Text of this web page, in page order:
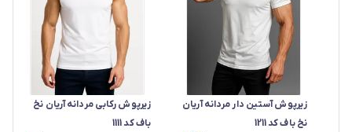
زیرپوش آستین دار مردانه آریان
نخ باف کد 1211
زیرپوش رکابی مردانه آریان نخ
باف کد 1111